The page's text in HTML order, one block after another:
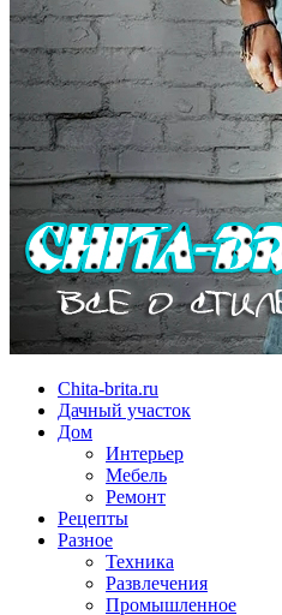
Chita-brita.ru
Дачный участок
Дом
Интерьер
Мебель
Ремонт
Рецепты
Разное
Техника
Развлечения
Промышленное